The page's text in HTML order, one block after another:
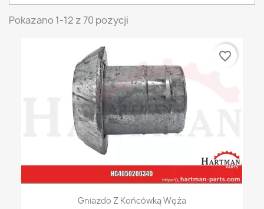
Pokazano 1-12 z 70 pozycji
Gniazdo Z Końcówką Węża
favorite_border